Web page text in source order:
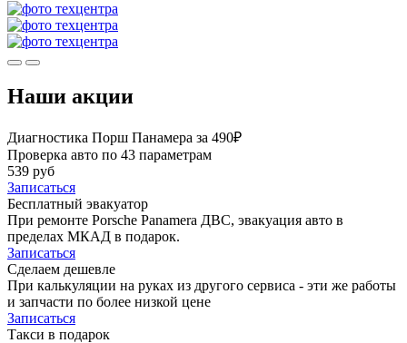
Наши акции
Диагностика Порш Панамера за 490₽
Проверка авто по 43 параметрам
539 руб
Записаться
Бесплатный эвакуатор
При ремонте Porsche Panamera ДВС, эвакуация авто в
пределах МКАД в подарок.
Записаться
Сделаем дешевле
При калькуляции на руках из другого сервиса - эти же работы
и запчасти по более низкой цене
Записаться
Такси в подарок